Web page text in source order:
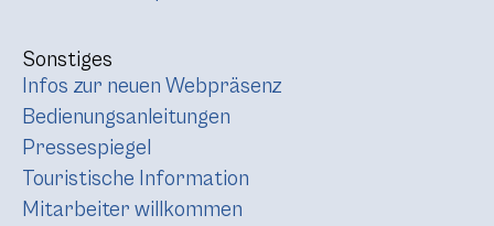
Sonstiges
Infos zur neuen Webpräsenz
Bedienungsanleitungen
Pressespiegel
Touristische Information
Mitarbeiter willkommen